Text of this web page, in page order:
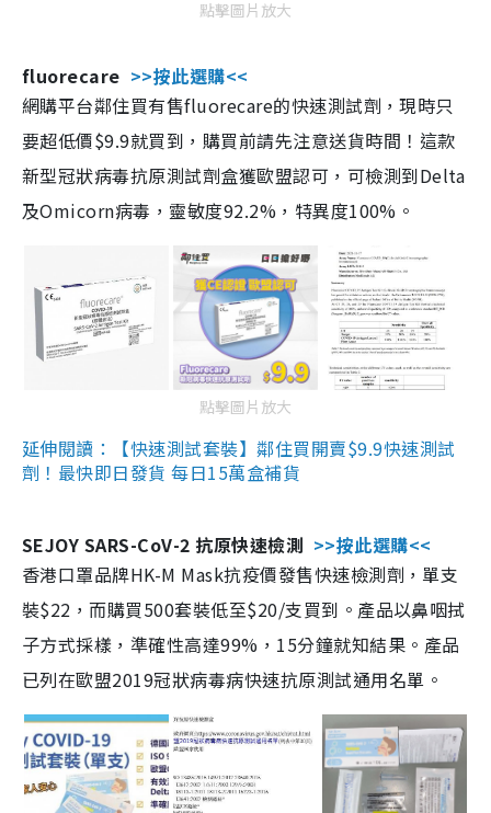
點擊圖片放大
fluorecare >>按此選購<<
網購平台鄰住買有售fluorecare的快速測試劑，現時只
要超低價$9.9就買到，購買前請先注意送貨時間！這款
新型冠狀病毒抗原測試劑盒獲歐盟認可，可檢測到Delta
及Omicorn病毒，靈敏度92.2%，特異度100%。
點擊圖片放大
延伸閱讀：【快速測試套裝】鄰住買開賣$9.9快速測試
劑！最快即日發貨 每日15萬盒補貨
SEJOY SARS-CoV-2 抗原快速檢測 >>按此選購<<
香港口罩品牌HK-M Mask抗疫價發售快速檢測劑，單支
裝$22，而購買500套裝低至$20/支買到。產品以鼻咽拭
子方式採樣，準確性高達99%，15分鐘就知結果。產品
已列在歐盟2019冠狀病毒病快速抗原測試通用名單。